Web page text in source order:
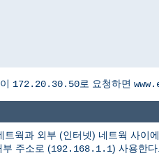
172.20.30.50로 요청하면
웍과 외부 (인터넷) 네트웍 사이
부 주소로 (192.168.1.1) 사용한다.